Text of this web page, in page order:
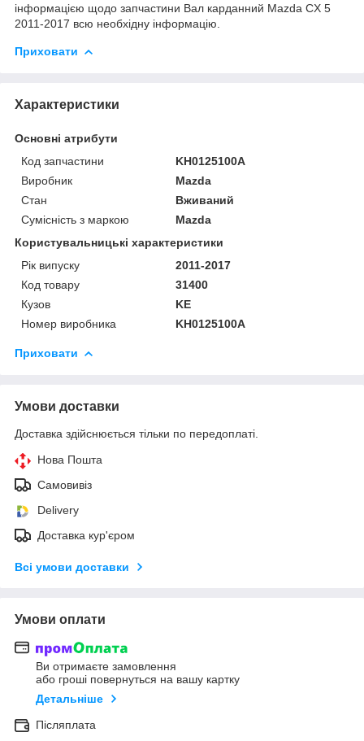
інформацією щодо запчастини Вал карданний Mazda CX 5
2011-2017 всю необхідну інформацію.
Приховати
Характеристики
Основні атрибути
Код запчастини
KH0125100A
Виробник
Mazda
Стан
Вживаний
Сумісність з маркою
Mazda
Користувальницькі характеристики
Рік випуску
2011-2017
Код товару
31400
Кузов
KE
Номер виробника
KH0125100A
Приховати
Умови доставки
Доставка здійснюється тільки по передоплаті.
Нова Пошта
Самовивіз
Delivery
Доставка кур'єром
Всі умови доставки
Умови оплати
Ви отримаєте замовлення
або гроші повернуться на вашу картку
Детальніше
Післяплата